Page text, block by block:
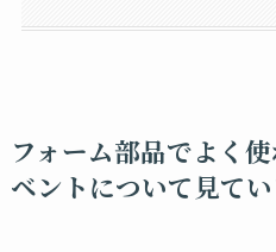
フォーム部品でよく
ベントについて見てい